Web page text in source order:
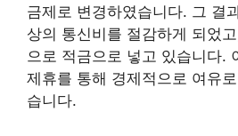
금제로 변경하였습니다. 그 결
상의 통신비를 절감하게 되었
으로 적금으로 넣고 있습니다.
제휴를 통해 경제적으로 여유
습니다.